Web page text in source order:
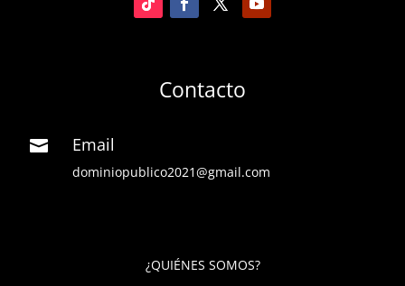
Contacto
 Email
dominiopublico2021@gmail.com
¿QUIÉNES SOMOS?